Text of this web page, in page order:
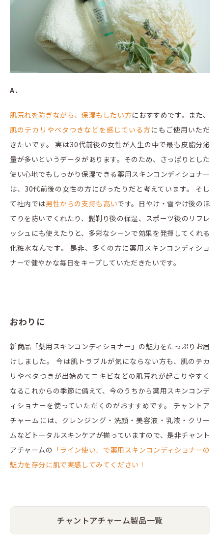
A．
肌荒れを防ぎながら、保湿もしたい方におすすめです。また、
肌のテカリやベタつきなどを感じている方にもご使用いただ
きたいです。 実は30代前後の女性が人生の中で最も皮脂分泌
量が多いというデータがあります。そのため、さっぱりとした
使い心地でもしっかり保湿できる薬用スキンコンディショナー
は、30代前後の女性の方にぴったりだと考えています。 そし
て社内では男性からの支持も高いです。日やけ・雪やけ後のほ
てりを防いでくれたり、髭剃り後の保湿、スポーツ後のリフレ
ッシュにも使えたりと、多彩なシーンで効果を発揮してくれる
化粧水なんです。 是非、多くの方に薬用スキンコンディショ
ナーで健やかな毎日をキープしていただきたいです。
おわりに
新商品「薬用スキンコンディショナー」の魅力をたっぷりお届
けしました。 今は肌トラブルが気にならない方も、肌のテカ
リやベタつきが出始めてニキビなどの肌荒れが起こりやすく
なるこれからの季節に備えて、今のうちから薬用スキンコンデ
ィショナーを使っていただくのがおすすめです。 チャントア
チャームには、クレンジング・洗顔・美容液・乳液・クリー
ムなどトータルスキンケアが揃っていますので、是非チャント
アチャームの 「ライン使い」で薬用スキンコンディショナーの
魅力を存分に肌で実感してみてください！
チャントアチャーム製品一覧